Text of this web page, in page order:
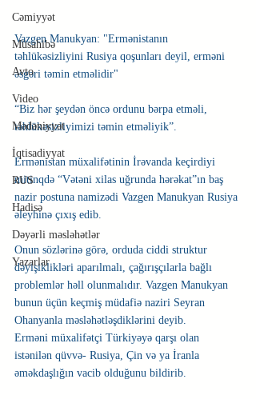
Cəmiyyət
Müsahibə
Avto
Video
Mədəniyyət
İqtisadiyyat
RUS
Hadisə
Dəyərli məsləhətlər
Yazarlar
Vazgen Manukyan: "Ermənistanın
təhlükəsizliyini Rusiya qoşunları deyil, erməni
əsgəri təmin etməlidir"
“Biz hər şeydən öncə ordunu bərpa etməli,
təhlükəsizliyimizi təmin etməliyik”.
Ermənistan müxalifətinin İrəvanda keçirdiyi
mitinqdə “Vətəni xilas uğrunda hərəkat”ın baş
nazir postuna namizədi Vazgen Manukyan Rusiya
əleyhinə çıxış edib.
Onun sözlərinə görə, orduda ciddi struktur
dəyişiklikləri aparılmalı, çağırışçılarla bağlı
problemlər həll olunmalıdır. Vazgen Manukyan
bunun üçün keçmiş müdafiə naziri Seyran
Ohanyanla məsləhətləşdiklərini deyib.
Erməni müxalifətçi Türkiyəyə qarşı olan
istənilən qüvvə- Rusiya, Çin və ya İranla
əməkdaşlığın vacib olduğunu bildirib.